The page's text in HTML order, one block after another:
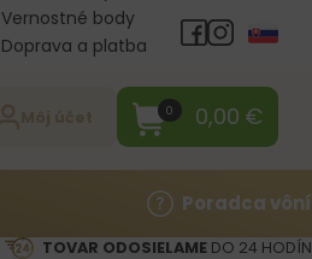
Vernostné body
Doprava a platba
0 0,00 €
Poradca vôní
TOVAR ODOSIELAME DO 24 HODÍN